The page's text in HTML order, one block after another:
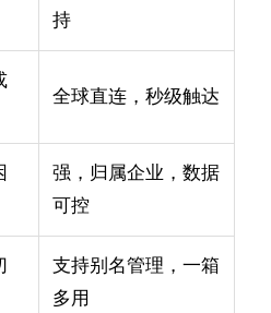
持
全球直连，秒级触达
强，归属企业，数据
可控
支持别名管理，一箱
多用